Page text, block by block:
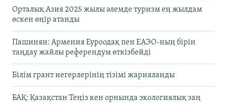
Орталық Азия 2025 жылы әлемде туризм ең жылдам
өскен өңір атанды
Пашинян: Армения Еуроодақ пен ЕАЭО-ның бірін
таңдау жайлы референдум өткізбейді
Білім грант иегерлерінің тізімі жарияланды
БАҚ: Қазақстан Теңіз кен орнында экологиялық заң